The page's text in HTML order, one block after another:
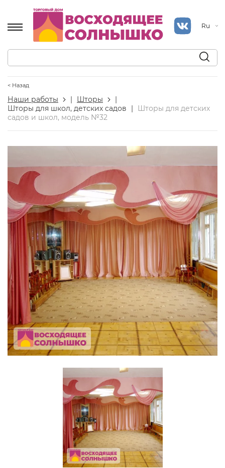
Ru
< Назад
Наши работы | Шторы
|
Шторы для школ, детских садов
|
Шторы для детских
садов и школ, модель №32